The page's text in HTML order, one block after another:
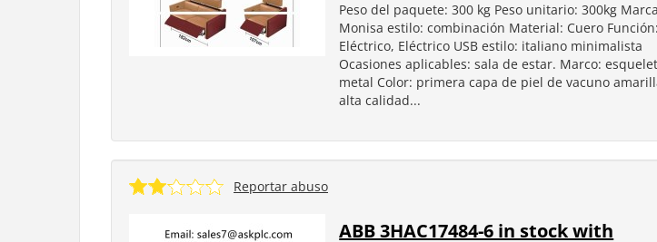
Peso del paquete: 300 kg Peso unitario: 300kg
Monisa estilo: combinación Material: Cuero Función:
Eléctrico, Eléctrico USB estilo: italiano minimalista
Ocasiones aplicables: sala de estar. Marco:
metal Color: primera capa de piel de vacuno
alta calidad...
Reportar abuso
ABB 3HAC17484-6 in stock with